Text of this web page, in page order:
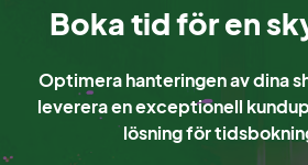
Boka tid för en
Optimera hanteringen av dina
leverera en exceptionell
lösning för